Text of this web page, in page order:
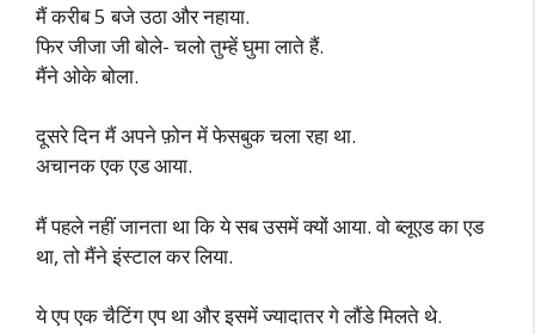
मैं करीब 5 बजे उठा और नहाया.
फिर जीजा जी बोले- चलो तुम्हें घुमा लाते हैं.
मैंने ओके बोला.
दूसरे दिन मैं अपने फ़ोन में फेसबुक चला रहा था.
अचानक एक एड आया.
मैं पहले नहीं जानता था कि ये सब उसमें क्यों आया. वो ब्लूएड का एड
था, तो मैंने इंस्टाल कर लिया.
ये एप एक चैटिंग एप था और इसमें ज्यादातर गे लौंडे मिलते थे.